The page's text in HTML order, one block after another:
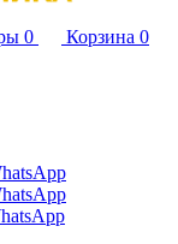
0 Корзина 0